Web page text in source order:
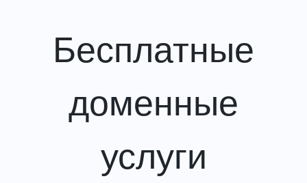
Бесплатные
доменные
услуги